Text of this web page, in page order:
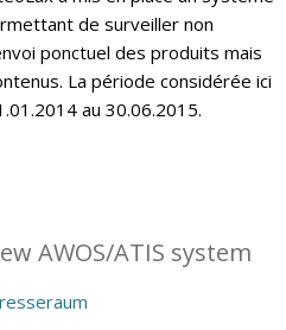
de surveiller non
ponctuel des produits mais
La période considérée ici
au 30.06.2015.
AWOS/ATIS system